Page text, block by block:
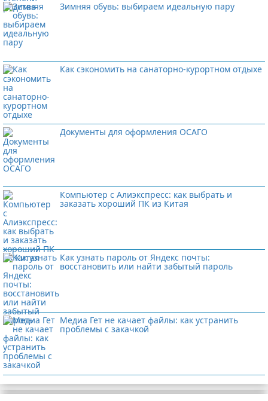
Зимняя обувь: выбираем идеальную пару
Как сэкономить на санаторно-курортном отдыхе
Документы для оформления ОСАГО
Компьютер с Алиэкспресс: как выбрать и
заказать хороший ПК из Китая
Как узнать пароль от Яндекс почты:
восстановить или найти забытый пароль
Медиа Гет не качает файлы: как устранить
проблемы с закачкой